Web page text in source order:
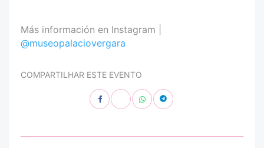
Más información en Instagram |
@museopalaciovergara
COMPARTILHAR ESTE EVENTO